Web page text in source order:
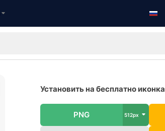
Установить на бесплатно иконка
PNG 512px